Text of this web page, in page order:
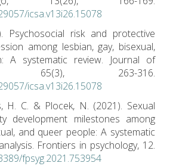
icsa.v13i26.15078
Psychosocial risk and protective
among lesbian, gay, bisexual,
A systematic review. Journal of
65(3), 263-316.
icsa.v13i26.15078
H. C. & Plocek, N. (2021). Sexual
development milestones among
and queer people: A systematic
Frontiers in psychology, 12.
fpsyg.2021.753954